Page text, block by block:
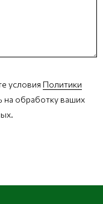
условия Политики
на обработку ваших